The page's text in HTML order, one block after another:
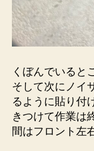
くぼんでいると
そして次にノイ
るように貼り付
きつけて作業は
間はフロント左